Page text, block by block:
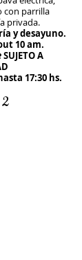
con parrilla
privada.
y desayuno.
10 am.
SUJETO A
17:30 hs.